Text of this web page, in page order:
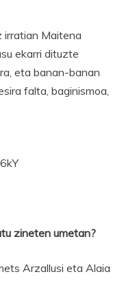
irratian Maitena
ekarri dituzte
eta banan-banan
falta, baginismoa,
zineten umetan?
Arzallusi eta Alaia